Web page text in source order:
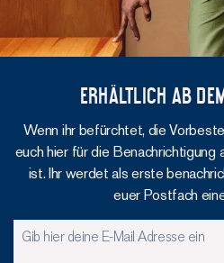
Erhältlich ab
Wenn ihr befürchtet, die
euch hier für die Benachrichtigung
ist. Ihr werdet als erste
euer Postfach